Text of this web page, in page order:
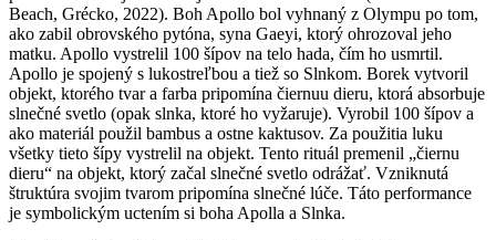
Beach, Grécko, 2022). Boh Apollo bol vyhnaný z Olympu po tom,
ako zabil obrovského pytóna, syna Gaeyi, ktorý ohrozoval jeho
matku. Apollo vystrelil 100 šípov na telo hada, čím ho usmrtil.
Apollo je spojený s lukostreľbou a tiež so Slnkom. Borek vytvoril
objekt, ktorého tvar a farba pripomína čiernuu dieru, ktorá absorbuje
slnečné svetlo (opak slnka, ktoré ho vyžaruje). Vyrobil 100 šípov a
ako materiál použil bambus a ostne kaktusov. Za použitia luku
všetky tieto šípy vystrelil na objekt. Tento rituál premenil „čiernu
dieru“ na objekt, ktorý začal slnečné svetlo odrážať. Vzniknutá
štruktúra svojim tvarom pripomína slnečné lúče. Táto performance
je symbolickým uctením si boha Apolla a Slnka.